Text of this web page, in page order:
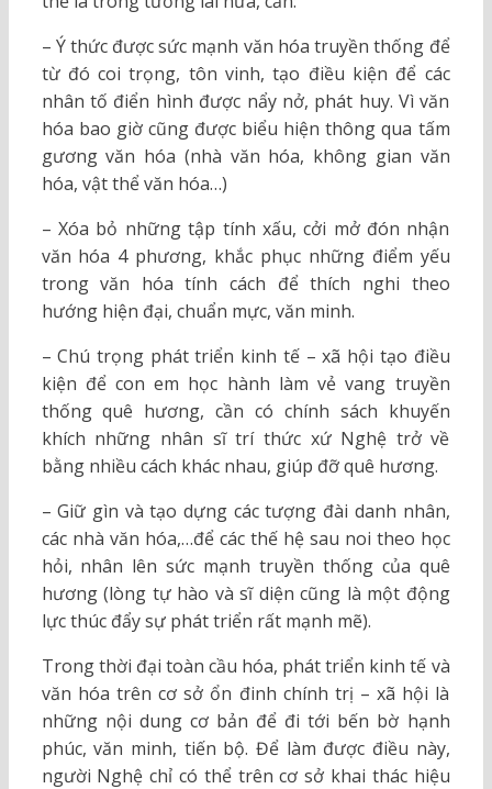
– Ý thức được sức mạnh văn hóa truyền thống để
từ đó coi trọng, tôn vinh, tạo điều kiện để các
nhân tố điển hình được nẩy nở, phát huy. Vì văn
hóa bao giờ cũng được biểu hiện thông qua tấm
gương văn hóa (nhà văn hóa, không gian văn
hóa, vật thể văn hóa…)
– Xóa bỏ những tập tính xấu, cởi mở đón nhận
văn hóa 4 phương, khắc phục những điểm yếu
trong văn hóa tính cách để thích nghi theo
hướng hiện đại, chuẩn mực, văn minh.
– Chú trọng phát triển kinh tế – xã hội tạo điều
kiện để con em học hành làm vẻ vang truyền
thống quê hương, cần có chính sách khuyến
khích những nhân sĩ trí thức xứ Nghệ trở về
bằng nhiều cách khác nhau, giúp đỡ quê hương.
– Giữ gìn và tạo dựng các tượng đài danh nhân,
các nhà văn hóa,…để các thế hệ sau noi theo học
hỏi, nhân lên sức mạnh truyền thống của quê
hương (lòng tự hào và sĩ diện cũng là một động
lực thúc đẩy sự phát triển rất mạnh mẽ).
Trong thời đại toàn cầu hóa, phát triển kinh tế và
văn hóa trên cơ sở ổn đinh chính trị – xã hội là
những nội dung cơ bản để đi tới bến bờ hạnh
phúc, văn minh, tiến bộ. Để làm được điều này,
người Nghệ chỉ có thể trên cơ sở khai thác hiệu